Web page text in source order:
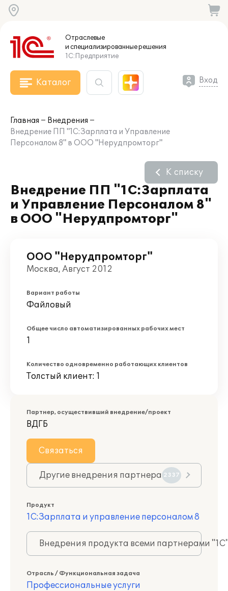
Отраслевые
и специализированныерешения
1С:Предприятие
Каталог Вход
Главная
Внедрения
Внедрение ПП "1С:Зарплата и Управление
Персоналом 8" в ООО "Нерудпромторг"
Внедрение ПП "1С:Зарплата
и Управление Персоналом 8"
в ООО "Нерудпромторг"
К списку
ООО "Нерудпромторг"
Москва, Август 2012
Вариант работы
Файловый
Общее число автоматизированных рабочих мест
1
Количество одновременно работающих клиентов
Толстый клиент: 1
Партнер, осуществивший внедрение/проект
ВДГБ
Связаться
Другие внедрения партнера 2337
Продукт
1С:Зарплата и управление персоналом 8
Внедрения продукта всеми партнерами
Отрасль / Функциональная задача
Профессиональные услуги